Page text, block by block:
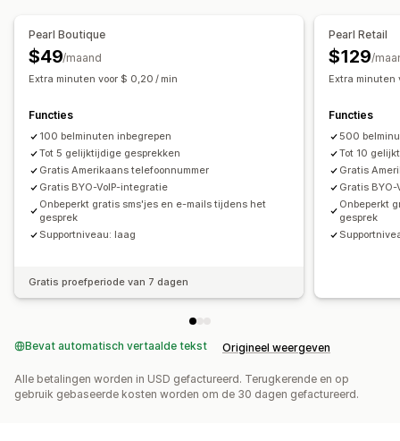
Pearl Boutique
$49/maand
Extra minuten voor $ 0,20 / min
Functies
100 belminuten inbegrepen
Tot 5 gelijktijdige gesprekken
Gratis Amerikaans telefoonnummer
Gratis BYO-VoIP-integratie
Onbeperkt gratis sms'jes en e-mails tijdens het
gesprek
Supportniveau: laag
Gratis proefperiode van 7 dagen
Pearl Retail
$129/
Extra minuten
Functies
500
Tot 10
Gratis
Gratis
Onbeperkt
gesprek
Bevat automatisch vertaalde tekst Origineel weergeven
Alle betalingen worden in USD gefactureerd. Terugkerende en op
gebruik gebaseerde kosten worden om de 30 dagen gefactureerd.